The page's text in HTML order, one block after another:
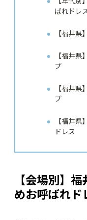
ばれドレ
【福井
【福井
プ
【福井
プ
【福井
ドレス
【会場別】
めお呼ばれド